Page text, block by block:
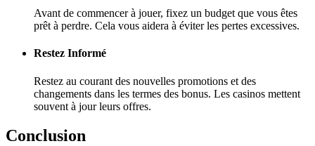
Avant de commencer à jouer, fixez un budget que vous êtes
prêt à perdre. Cela vous aidera à éviter les pertes excessives.
Restez Informé
Restez au courant des nouvelles promotions et des
changements dans les termes des bonus. Les casinos mettent
souvent à jour leurs offres.
Conclusion